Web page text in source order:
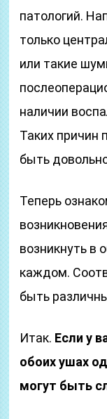
патологий.
только
или такие
наличии
Таких причин
быть
Теперь
возникнуть в
каждом.
быть
Итак. Если у
обоих ушах
могут быть